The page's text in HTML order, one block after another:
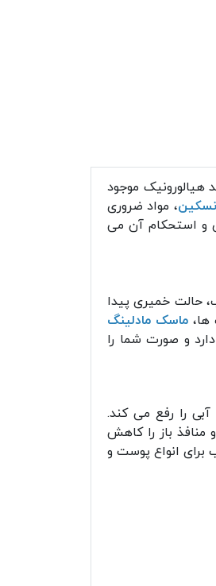
موجود
، مواد ضروری
و استحکام آن می
حالت خمیری پیدا
ها،ماسک مادلینگ
و صورت شما را
را رفع می کند.
باز را کاهش
انواع پوست و